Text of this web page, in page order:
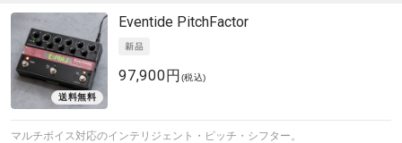
Eventide PitchFactor
97,900円 (税込)
マルチボイス対応のインテリジェント・ピッチ・シフター。